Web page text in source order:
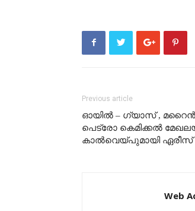
Previous article
ഓയില്‍ – ഗ്യാസ് ,
പെട്രോ കെമിക്കൽ
കാൽവെയ്പുമായി ഏരീസ്
Web